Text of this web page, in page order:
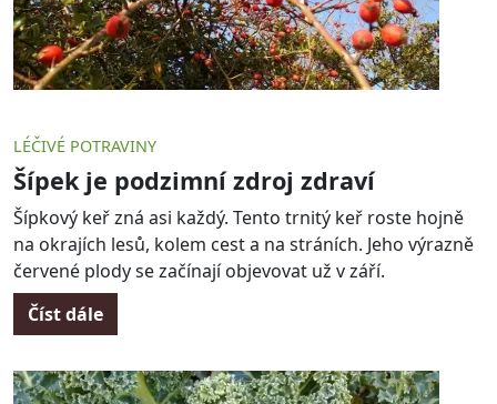
LÉČIVÉ POTRAVINY
Šípek je podzimní zdroj zdraví
Šípkový keř zná asi každý. Tento trnitý keř roste hojně
na okrajích lesů, kolem cest a na stráních. Jeho výrazně
červené plody se začínají objevovat už v září.
Číst dále